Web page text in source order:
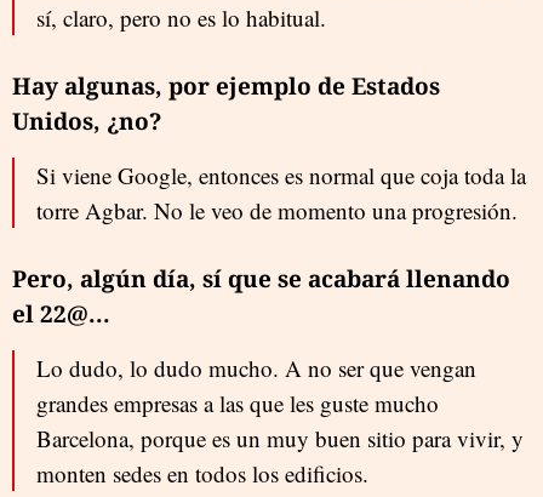
sí, claro, pero no es lo habitual.
Hay algunas, por ejemplo de Estados
Unidos, ¿no?
Si viene Google, entonces es normal que coja toda la
torre Agbar. No le veo de momento una progresión.
Pero, algún día, sí que se acabará llenando
el 22@...
Lo dudo, lo dudo mucho. A no ser que vengan
grandes empresas a las que les guste mucho
Barcelona, porque es un muy buen sitio para vivir, y
monten sedes en todos los edificios.